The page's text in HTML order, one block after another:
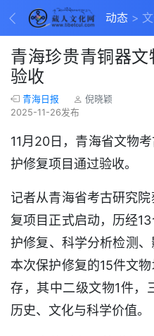
动态
青海珍贵青铜器
验收
青海日报
倪晓颖
2025-11-26发布
11月20日，青海省文物
护修复项目通过验收。
记者从青海省考古研究
复项目正式启动，历经
护修复、科学分析检测、
本次保护修复的15件文
存，其中二级文物1件，
历史、文化与科学价值。